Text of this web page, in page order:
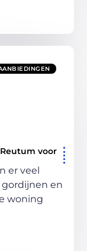
voor
er veel
gordijnen en
woning